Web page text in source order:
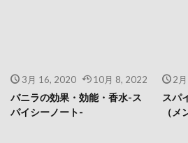
3月 16, 2020 10月 8, 2022
バニラの効果・効能・香水-ス
パイシーノート-
2
スパ
（